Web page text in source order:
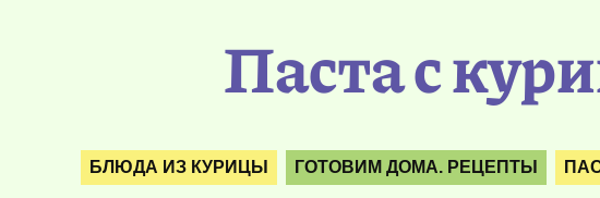
Паста с
БЛЮДА ИЗ КУРИЦЫ ГОТОВИМ ДОМА. РЕЦЕПТЫ